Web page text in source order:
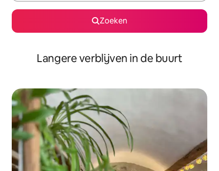
Zoeken
Langere verblijven in de buurt